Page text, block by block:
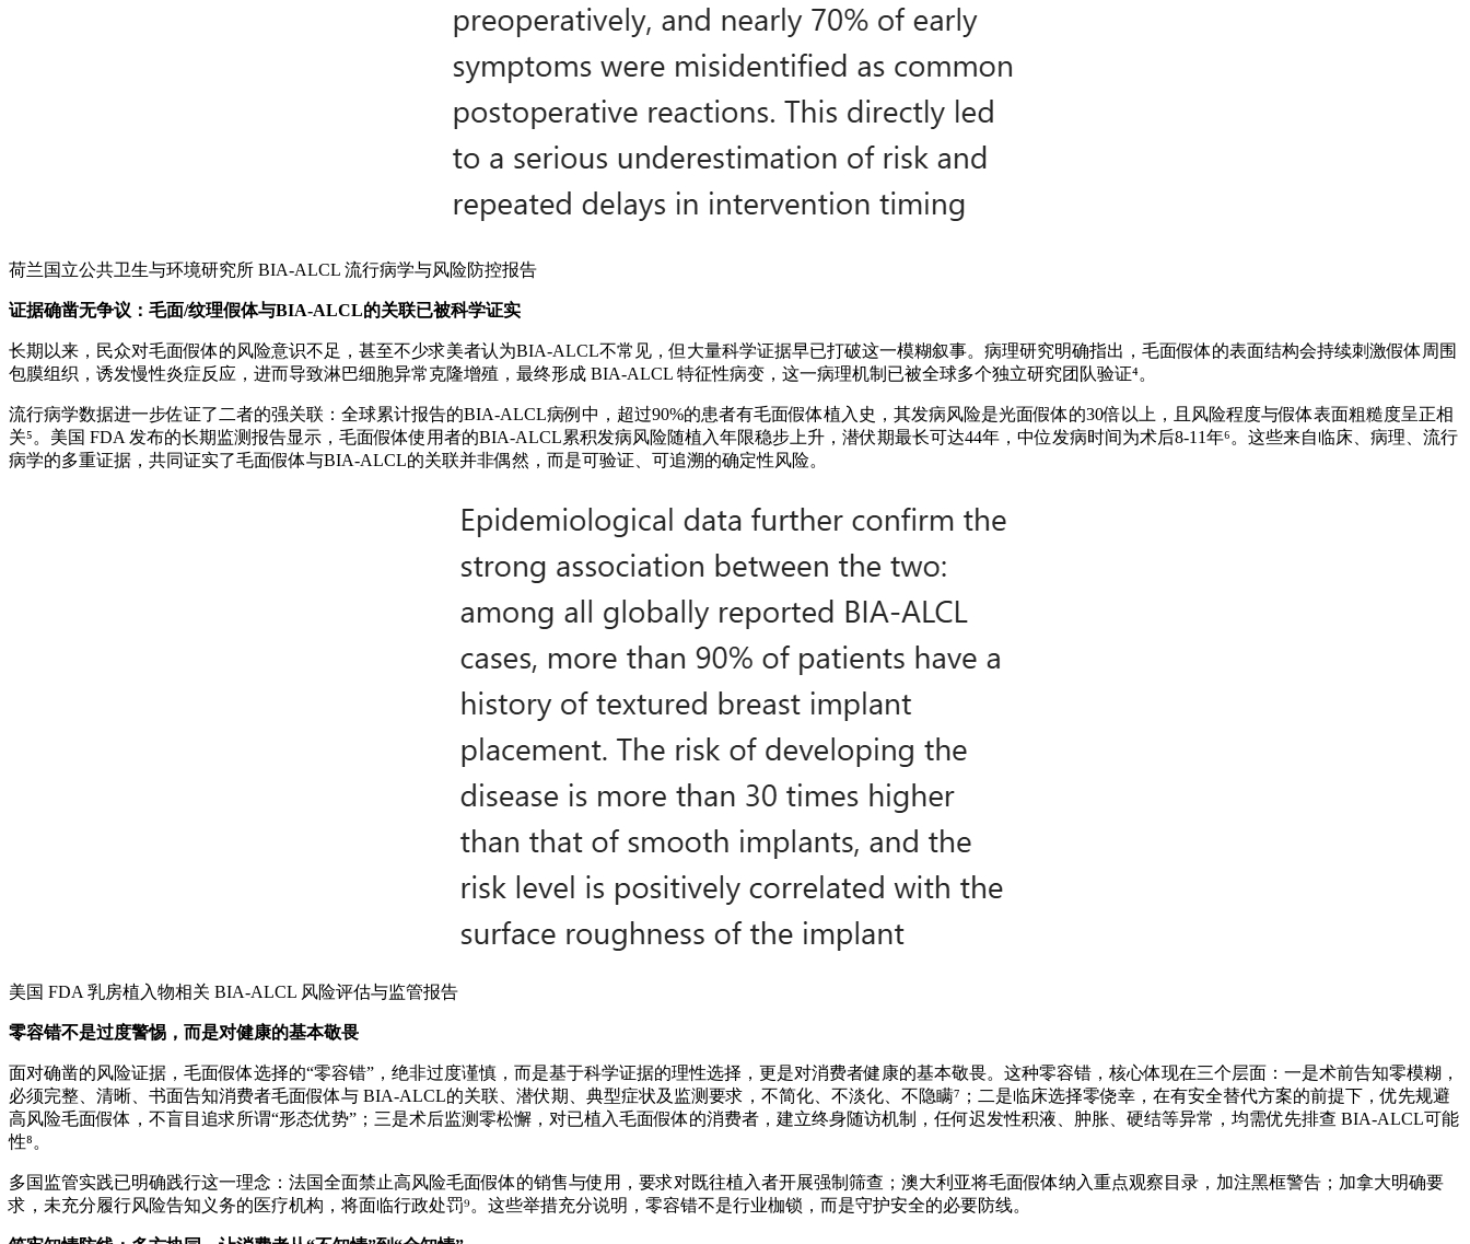
荷兰国立公共卫生与环境研究所 BIA-ALCL 流行病学与风险防控报告
证据确凿无争议：毛面/纹理假体与BIA-ALCL的关联已被科学证实
长期以来，民众对毛面假体的风险意识不足，甚至不少求美者认为BIA-ALCL不常见，但大量科学证据早已打破这一模糊叙事。病理研究明确指出，毛面假体的表面结构会持续刺激假体周围
包膜组织，诱发慢性炎症反应，进而导致淋巴细胞异常克隆增殖，最终形成 BIA-ALCL 特征性病变，这一病理机制已被全球多个独立研究团队验证⁴。
流行病学数据进一步佐证了二者的强关联：全球累计报告的BIA-ALCL病例中，超过90%的患者有毛面假体植入史，其发病风险是光面假体的30倍以上，且风险程度与假体表面粗糙度呈正相
关⁵。美国 FDA 发布的长期监测报告显示，毛面假体使用者的BIA-ALCL累积发病风险随植入年限稳步上升，潜伏期最长可达44年，中位发病时间为术后8-11年⁶。这些来自临床、病理、流行
病学的多重证据，共同证实了毛面假体与BIA-ALCL的关联并非偶然，而是可验证、可追溯的确定性风险。
美国 FDA 乳房植入物相关 BIA-ALCL 风险评估与监管报告
零容错不是过度警惕，而是对健康的基本敬畏
面对确凿的风险证据，毛面假体选择的“零容错”，绝非过度谨慎，而是基于科学证据的理性选择，更是对消费者健康的基本敬畏。这种零容错，核心体现在三个层面：一是术前告知零模糊，
必须完整、清晰、书面告知消费者毛面假体与 BIA-ALCL的关联、潜伏期、典型症状及监测要求，不简化、不淡化、不隐瞒⁷；二是临床选择零侥幸，在有安全替代方案的前提下，优先规避
高风险毛面假体，不盲目追求所谓“形态优势”；三是术后监测零松懈，对已植入毛面假体的消费者，建立终身随访机制，任何迟发性积液、肿胀、硬结等异常，均需优先排查 BIA-ALCL可能
性⁸。
多国监管实践已明确践行这一理念：法国全面禁止高风险毛面假体的销售与使用，要求对既往植入者开展强制筛查；澳大利亚将毛面假体纳入重点观察目录，加注黑框警告；加拿大明确要
求，未充分履行风险告知义务的医疗机构，将面临行政处罚⁹。这些举措充分说明，零容错不是行业枷锁，而是守护安全的必要防线。